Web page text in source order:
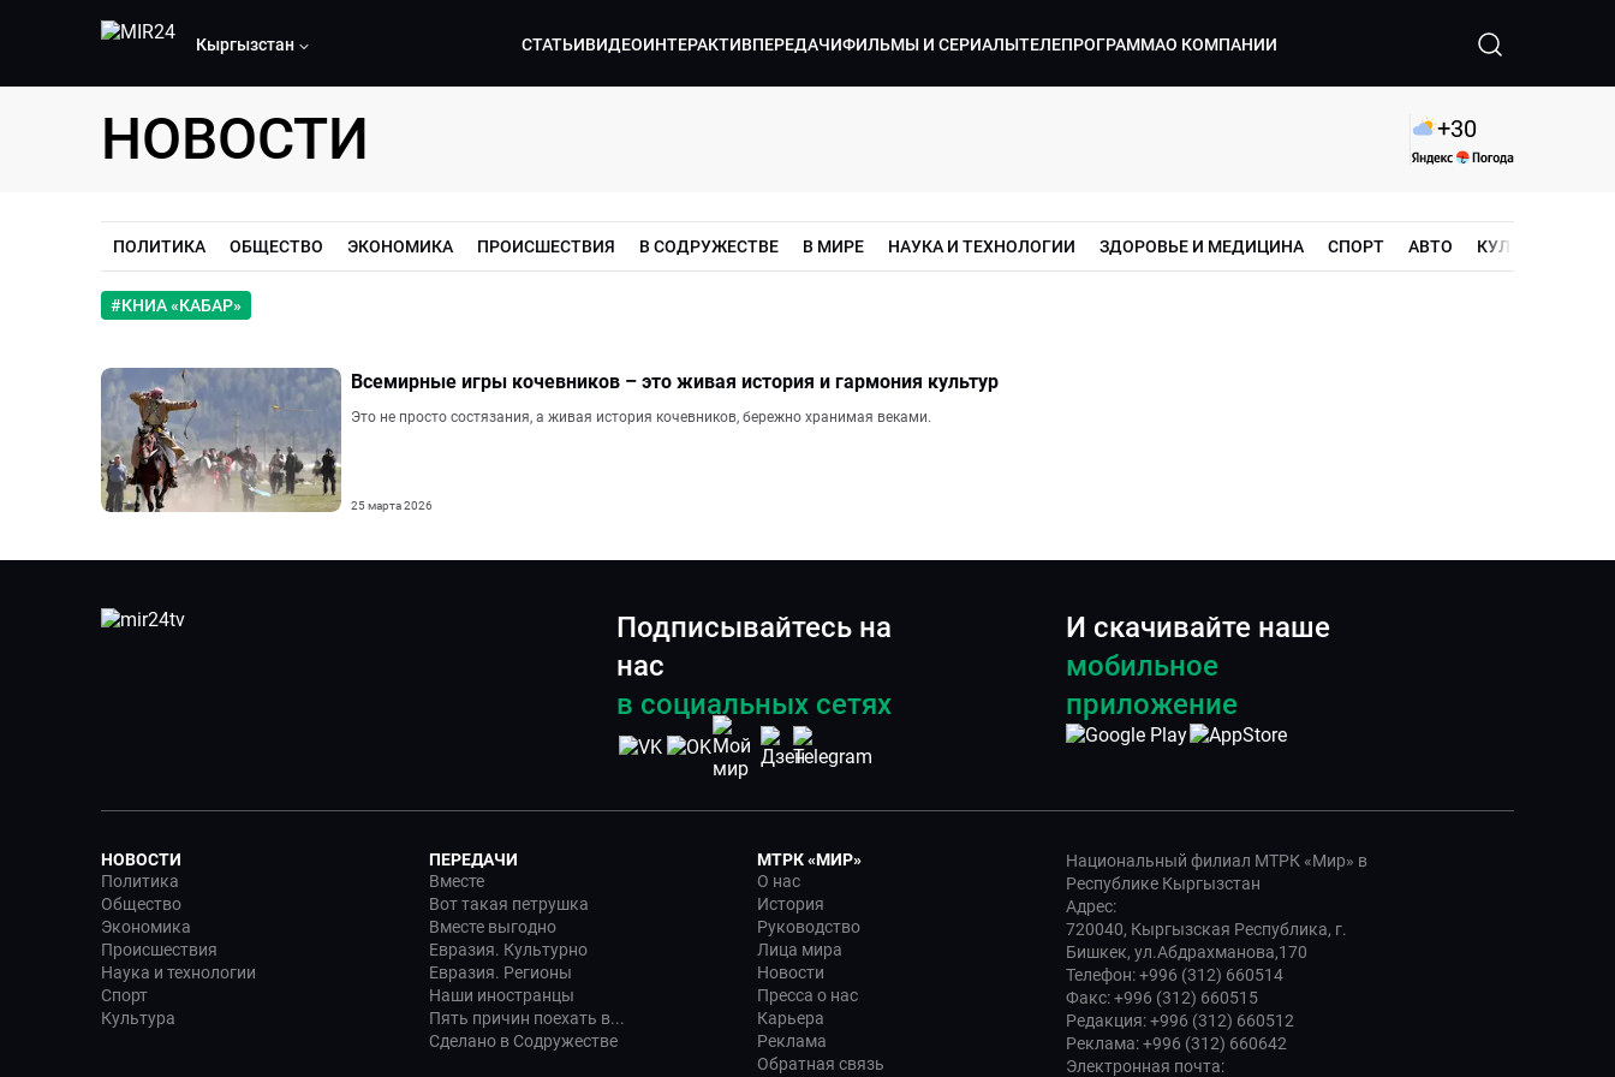
Кыргызстан СТАТЬИВИДЕОИНТЕРАКТИВПЕРЕДАЧИФИЛЬМЫ И СЕРИАЛЫТЕЛЕПРОГРАММАО КОМПАНИИ
НОВОСТИ +30
ПОЛИТИКА ОБЩЕСТВО ЭКОНОМИКА ПРОИСШЕСТВИЯ В СОДРУЖЕСТВЕ В МИРЕ НАУКА И ТЕХНОЛОГИИ ЗДОРОВЬЕ И МЕДИЦИНА СПОРТ АВТО КУЛЬТУРА
#КНИА «КАБАР»
Всемирные игры кочевников – это живая история и гармония культур
Это не просто состязания, а живая история кочевников, бережно хранимая веками.
25 марта 2026
Подписывайтесь на
нас
в социальных сетях
И скачивайте наше
мобильное
приложение
НОВОСТИ
Политика
Общество
Экономика
Происшествия
Наука и технологии
Спорт
Культура
ПЕРЕДАЧИ
Вместе
Вот такая петрушка
Вместе выгодно
Евразия. Культурно
Евразия. Регионы
Наши иностранцы
Пять причин поехать в...
Сделано в Содружестве
МТРК «МИР»
О нас
История
Руководство
Лица мира
Новости
Пресса о нас
Карьера
Реклама
Обратная связь
Национальный филиал МТРК «Мир» в
Республике Кыргызстан
Адрес:
720040, Кыргызская Республика, г.
Бишкек, ул.Абдрахманова,170
Телефон: +996 (312) 660514
Факс: +996 (312) 660515
Редакция: +996 (312) 660512
Реклама: +996 (312) 660642
Электронная почта: